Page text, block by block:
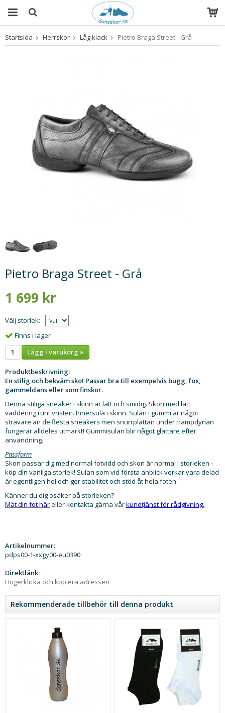
Produkten har blivit tillagd i varukorgen
Startsida Herrskor Låg klack Pietro Braga Street - Grå
Pietro Braga Street - Grå
1 699 kr
Välj storlek:
Finns i lager
Lägg i varukorg »
Produktbeskrivning:
En stilig och bekväm sko! Passar bra till exempelvis bugg, fox,
gammeldans eller som finskor.
Denna stiliga sneaker i skinn är lätt och smidig. Skön med lätt
vaddering runt vristen. Innersula i skinn. Sulan i gummi är något
strävare än de flesta sneakers men snurrplattan under trampdynan
fungerar alldeles utmärkt! Gummisulan blir något glattare efter
användning.
Passform
Skon passar dig med normal fotvidd och skon är normal i storleken -
köp din vanliga storlek! Sulan som vid första anblick verkar vara delad
är egentligen hel och ger stabilitet och stöd åt hela foten.
Känner du dig osäker på storleken?
Mät din fot häreller kontakta gärna vårkundtjänst för rådgivning.
Artikelnummer:
pdps00-1-xxgy00-eu0390
Direktlänk:
Högerklicka och kopiera adressen
Rekommenderade tillbehör till denna produkt